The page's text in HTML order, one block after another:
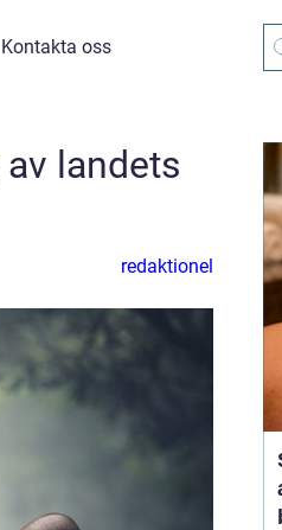
Kontakta oss
landets
redaktionel